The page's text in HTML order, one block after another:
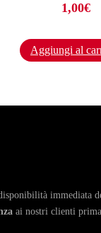
1,00€
Aggiungi al
immediata
ai nostri clienti